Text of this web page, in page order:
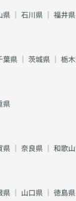
県 ｜ 石川県 ｜ 福井県
葉県 ｜ 茨城県 ｜ 栃
県
県 ｜ 奈良県 ｜ 和歌
県 ｜ 山口県 ｜ 徳島県